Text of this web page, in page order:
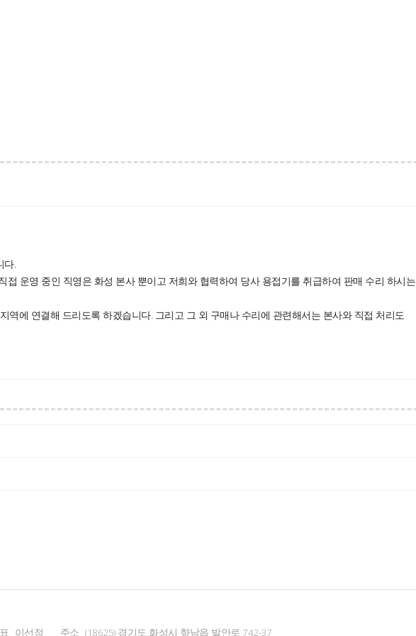
다.
접 운영 중인 직영은 화성 본사 뿐이고 저희와 협력하여 당사 용접기를 취급하여 판매 수리 하시는
역에 연결해 드리도록 하겠습니다. 그리고 그 외 구매나 수리에 관련해서는 본사와 직접 처리도
이선정 주소 (18625) 경기도 화성시 향남읍 발안로 742-37